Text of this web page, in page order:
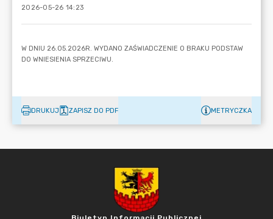
2026-05-26 14:23
DRUKUJ ZAPISZ DO PDF METRYCZKA